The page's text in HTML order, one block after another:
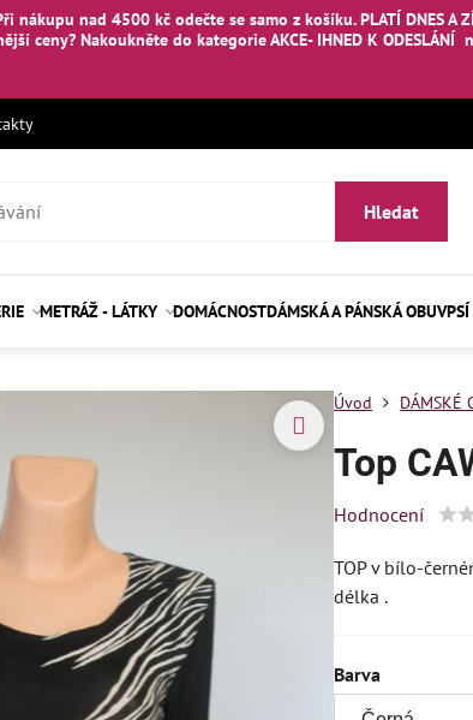
nákupu nad 4500 kč odečte se samo z košíku. PLATÍ DNES A
ceny? Nakouknětedo kategorie AKCE- IHNED K ODESLÁNÍ
Hledat
METRÁŽ - LÁTKY DOMÁCNOSTDÁMSKÁ A PÁNSKÁ OBUV
Úvod DÁMSKÉ
Top
Hodnocení
TOP v bílo-
délka .
Barva